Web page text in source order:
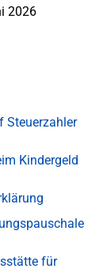
2026
Steuerzahler
Kindergeld
für